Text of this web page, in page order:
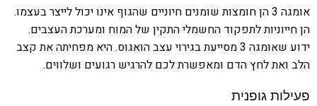
אומגה 3 הן חומצות שומנים חיוניים שהגוף אינו יכול לייצר בעצמו.
הן חייוניות לתפקוד החשמלי התקין של המוח ומערכת העצבים.
ידוע שאומגה 3 מסייעת בגירוי עצב הואגוס. היא מפחיתה את קצב
הלב ואת לחץ הדם ומאפשרת לכם להרגיש רגועים ושלווים.
פעילות גופנית